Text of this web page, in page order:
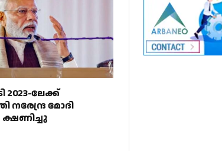
2023-ലേക്ക്
നരേന്ദ്ര മോദി
ക്ഷണിച്ചു